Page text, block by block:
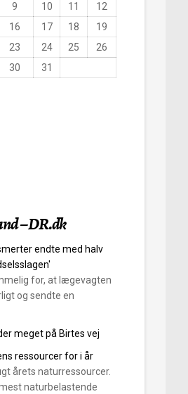
9 10 11
12
16 17 18
19
23 24 25
26
30 31
– DR.dk
endte med halv
for, at lægevagten
og sendte en
meget på Birtes vej
ressourcer for i år
årets naturressourcer.
naturbelastende